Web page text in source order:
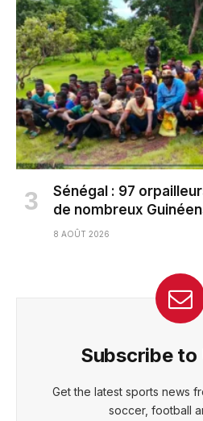
Sénégal : 97
de nombreux
8 AOÛT 2026
Subscribe to
Get the latest sports news
soccer, football